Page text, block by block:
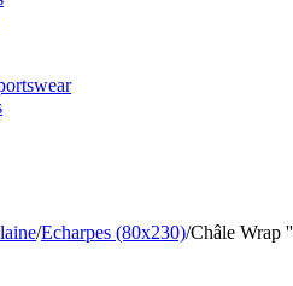
/Echarpes (80х230)/Châle Wrap